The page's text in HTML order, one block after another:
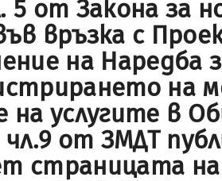
5 от Закона за
връзка с
на Наредба
на
на услугите в
чл.9 от ЗМДТ
страницата